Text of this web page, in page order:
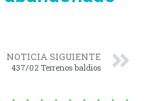
NOTICIA SIGUIENTE
437/02 Terrenos baldios